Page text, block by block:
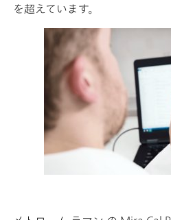
を超えています。